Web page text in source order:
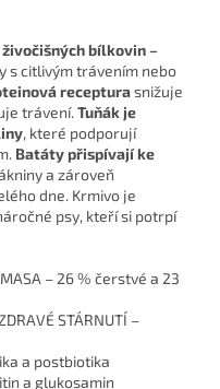
bílkovin –
s citlivým trávením nebo
recepturasnižuje
trávení. Tuňák je
, které podporují
Batáty přispívají ke
a zároveň
dne. Krmivo je
psy, kteří si potrpí
MASA – 26 % čerstvé a 23
STÁRNUTÍ –
a postbiotika
a glukosamin